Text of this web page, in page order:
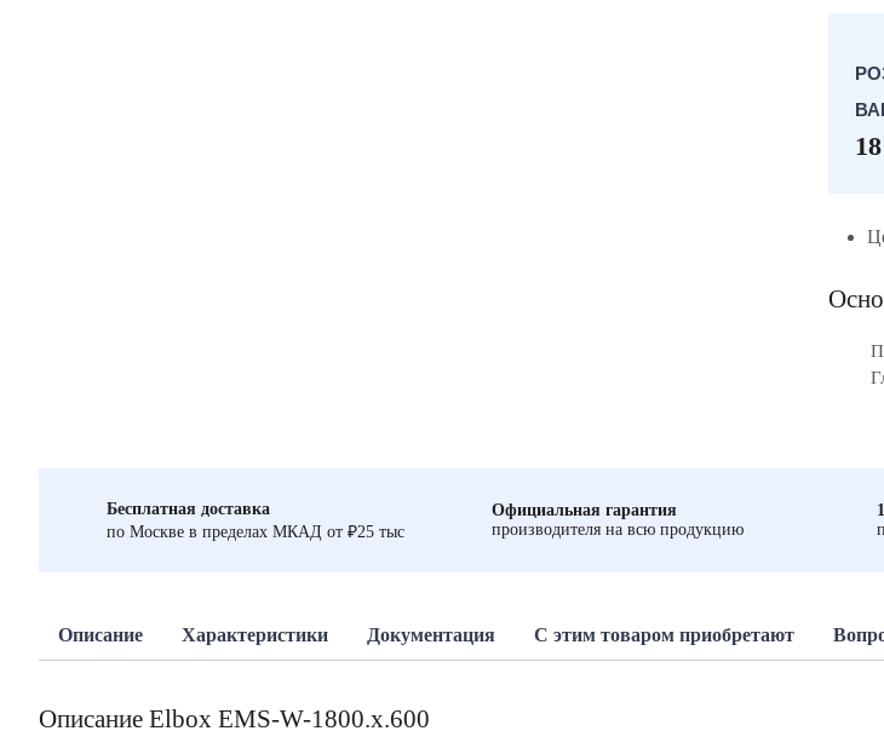
Бесплатная доставка
по Москве в пределах МКАД от ₽25 тыс
Официальная гарантия
производителя на всю продукцию
Описание Характеристики Документация С этим товаром приобретают
Описание Elbox EMS-W-1800.x.600